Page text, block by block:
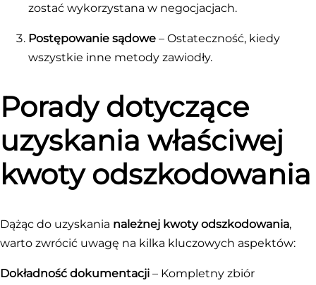
zostać wykorzystana w negocjacjach.
Postępowanie sądowe – Ostateczność, kiedy
wszystkie inne metody zawiodły.
Porady dotyczące
uzyskania właściwej
kwoty odszkodowania
Dążąc do uzyskania należnej kwoty odszkodowania,
warto zwrócić uwagę na kilka kluczowych aspektów:
Dokładność dokumentacji – Kompletny zbiór